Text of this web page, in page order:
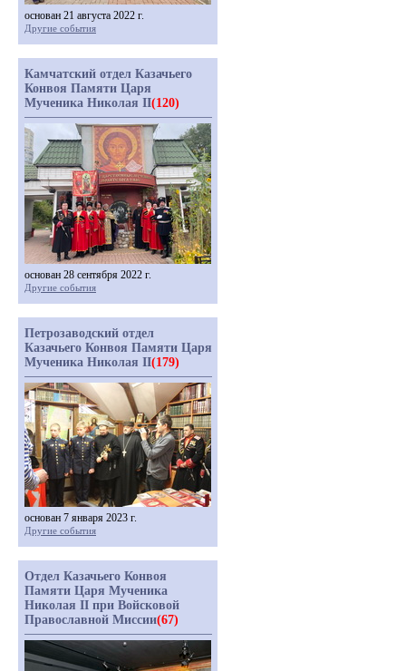
основан 21 августа 2022 г.
Другие события
Камчатский отдел Казачьего
Конвоя Памяти Царя
Мученика Николая II(120)
основан 28 сентября 2022 г.
Другие события
Петрозаводский отдел
Казачьего Конвоя Памяти Царя
Мученика Николая II(179)
основан 7 января 2023 г.
Другие события
Отдел Казачьего Конвоя
Памяти Царя Мученика
Николая II при Войсковой
Православной Миссии(67)